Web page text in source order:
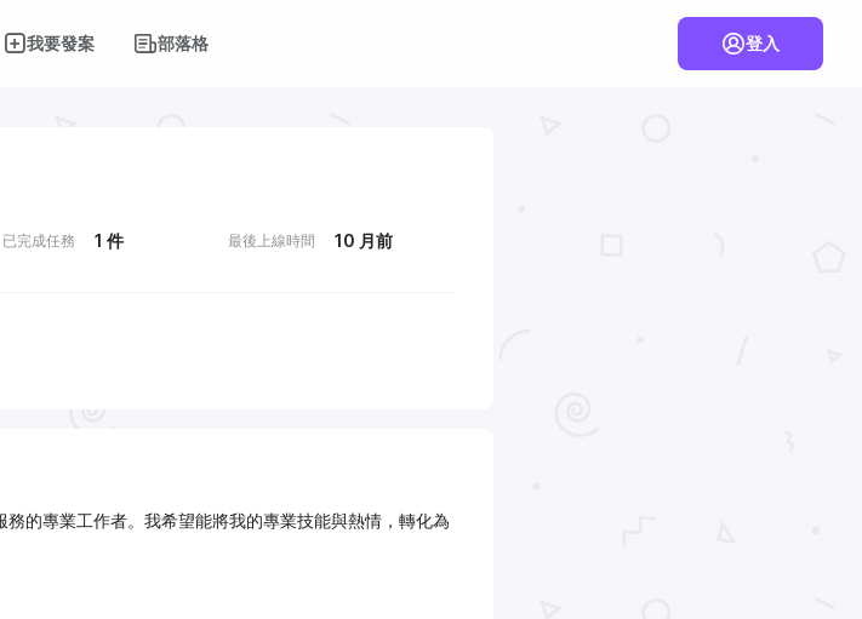
我要發案 部落格 登入
已完成任務 1 件 最後上線時間 10 月前
的專業工作者。我希望能將我的專業技能與熱情，轉化為